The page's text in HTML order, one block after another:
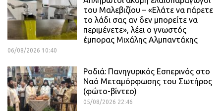
του Μαλεβιζίου – «Ελάτε να πάρετε
το λάδι σας αν δεν μπορείτε να
περιμένετε», λέει ο γνωστός
έμπορας Μιχάλης Αλμπαντάκης
06/08/2026 10:40
Ροδιά: Πανηγυρικός Εσπερινός στο
Ναό Μεταμόρφωσης του Σωτήρος
(φώτο-βίντεο)
05/08/2026 22:46